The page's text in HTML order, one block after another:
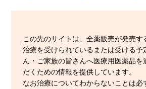
この先のサイトは、全薬販売が発売す
治療を受けられているまたは受ける予
ん・ご家族の皆さんへ医療用医薬品を
だくための情報を提供しています。
なお治療についてわからないことは必